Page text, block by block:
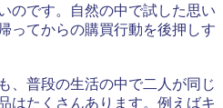
のです。自然の中で試した思い
ってからの購買行動を後押しす
、普段の生活の中で二人が同じ
はたくさんあります。例えばキ